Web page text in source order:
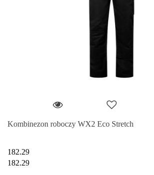
Kombinezon roboczy WX2 Eco Stretch
182.29
182.29